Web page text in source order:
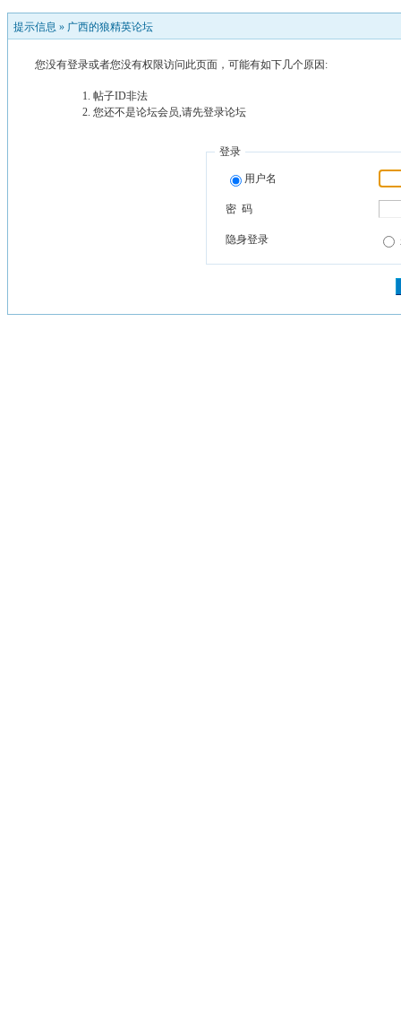
提示信息 » 广西的狼精英论坛
您没有登录或者您没有权限访问此页面，可能有如下几个原因:
帖子ID非法
您还不是论坛会员,请先登录论坛
登录
用户名
密 码
隐身登录